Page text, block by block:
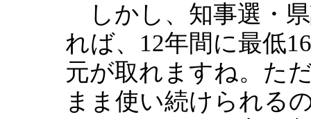
しかし、知事選・
れば、12年間に最低
元が取れますね。た
まま使い続けられる